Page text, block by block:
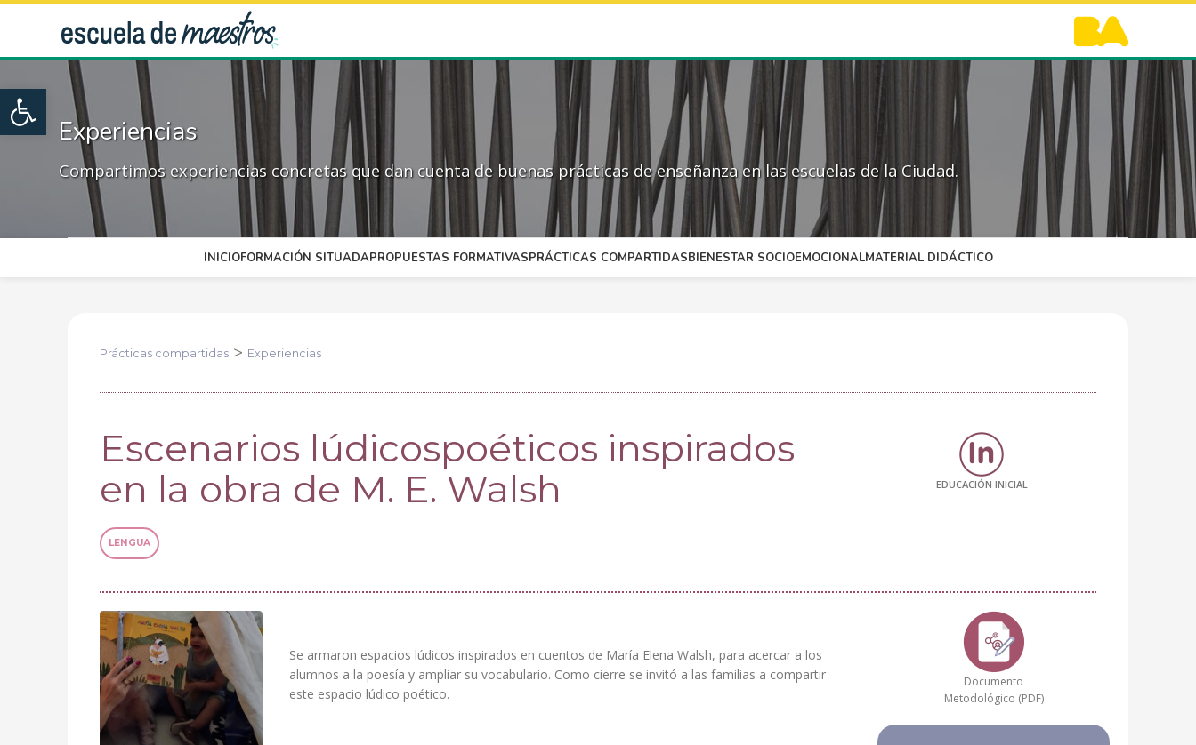
Open toolbar
Experiencias
Compartimos experiencias concretas que dan cuenta de buenas prácticas de enseñanza en las escuelas de la Ciudad.
INICIOFORMACIÓN SITUADAPROPUESTAS FORMATIVASPRÁCTICAS COMPARTIDASBIENESTAR SOCIOEMOCIONALMATERIAL DIDÁCTICO
Prácticas compartidas> Experiencias
Escenarios lúdicospoéticos inspirados
en la obra de M. E. Walsh
LENGUA
EDUCACIÓN INICIAL
Se armaron espacios lúdicos inspirados en cuentos de María Elena Walsh, para acercar a los
alumnos a la poesía y ampliar su vocabulario. Como cierre se invitó a las familias a compartir
este espacio lúdico poético.
Documento
Metodológico (PDF)